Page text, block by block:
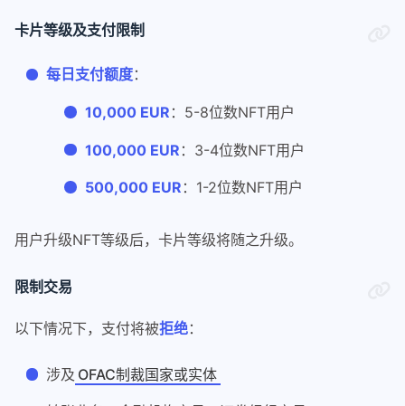
卡片等级及支付限制
每日支付额度：
10,000 EUR ：5-8位数NFT用户
100,000 EUR ：3-4位数NFT用户
500,000 EUR ：1-2位数NFT用户
用户升级NFT等级后，卡片等级将随之升级。
限制交易
以下情况下，支付将被拒绝：
涉及 OFAC制裁国家或实体